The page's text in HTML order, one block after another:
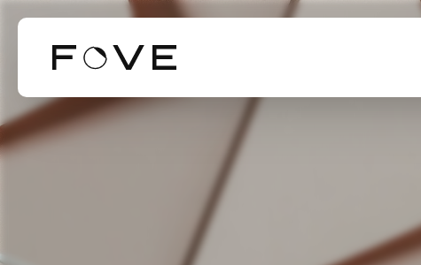
事業紹介
技術紹介
ミッション・バリュー